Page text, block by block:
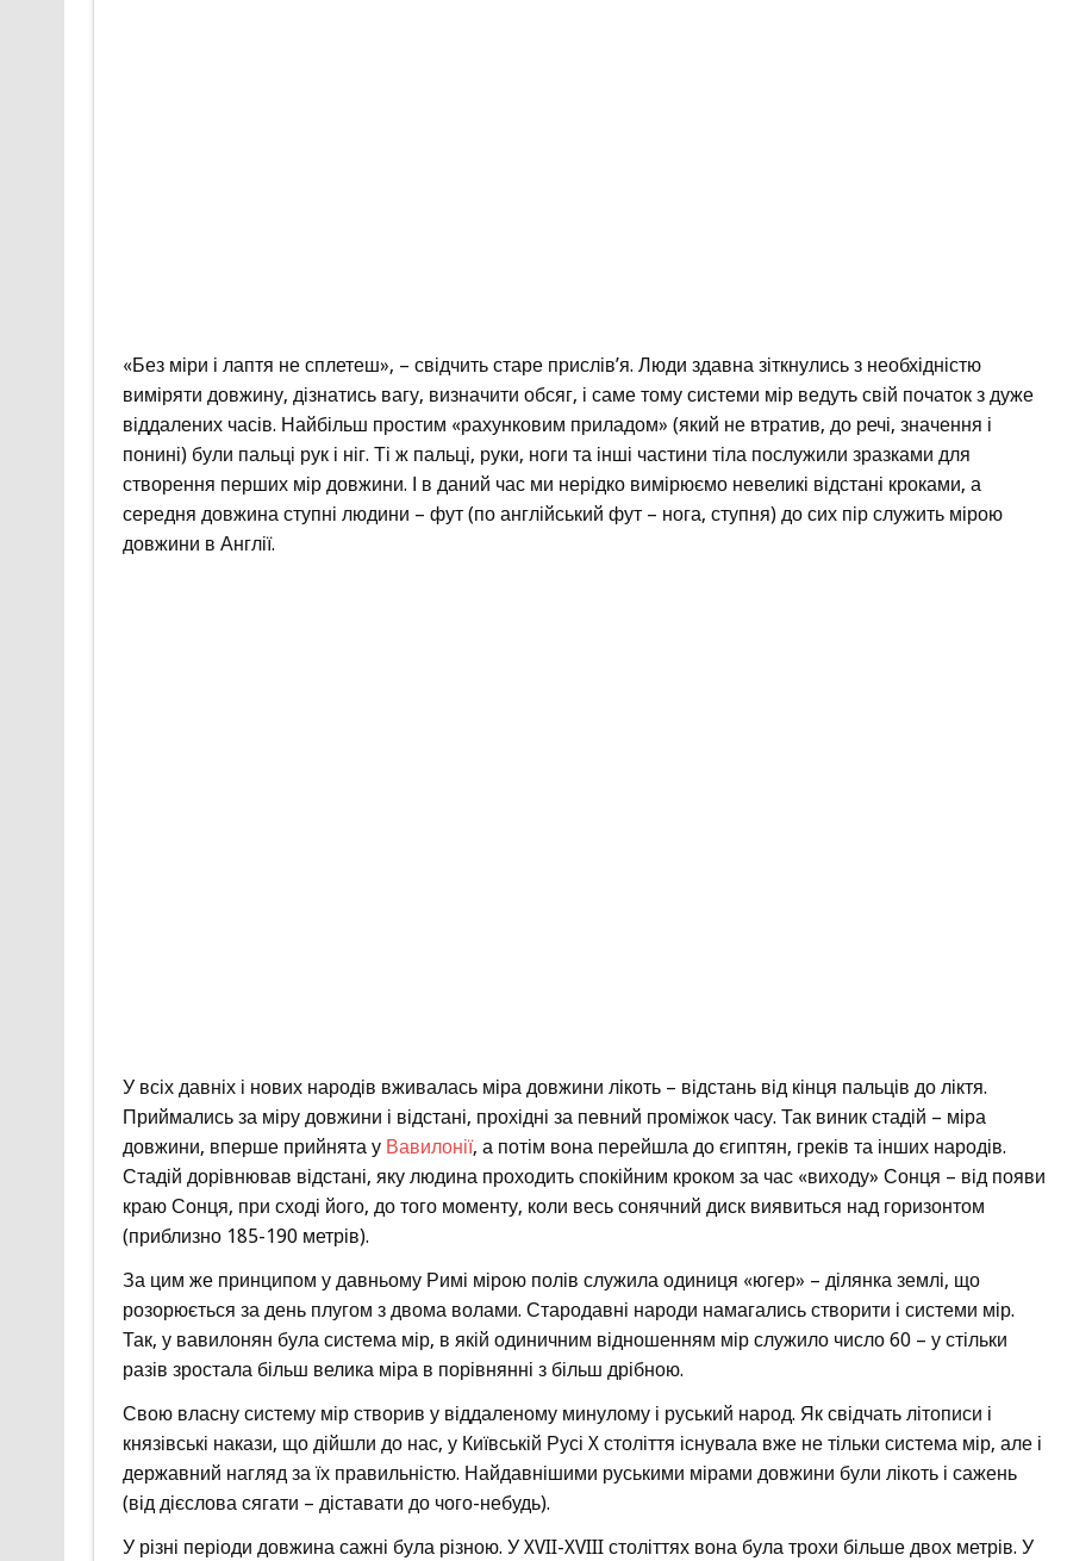
«Без міри і лаптя не сплетеш», – свідчить старе прислів’я. Люди здавна зіткнулись з необхідністю
виміряти довжину, дізнатись вагу, визначити обсяг, і саме тому системи мір ведуть свій початок з дуже
віддалених часів. Найбільш простим «рахунковим приладом» (який не втратив, до речі, значення і
понині) були пальці рук і ніг. Ті ж пальці, руки, ноги та інші частини тіла послужили зразками для
створення перших мір довжини. І в даний час ми нерідко вимірюємо невеликі відстані кроками, а
середня довжина ступні людини – фут (по англійський фут – нога, ступня) до сих пір служить мірою
довжини в Англії.
У всіх давніх і нових народів вживалась міра довжини лікоть – відстань від кінця пальців до ліктя.
Приймались за міру довжини і відстані, прохідні за певний проміжок часу. Так виник стадій – міра
довжини, вперше прийнята у Вавилонії, а потім вона перейшла до єгиптян, греків та інших народів.
Стадій дорівнював відстані, яку людина проходить спокійним кроком за час «виходу» Сонця – від появи
краю Сонця, при сході його, до того моменту, коли весь сонячний диск виявиться над горизонтом
(приблизно 185-190 метрів).
За цим же принципом у давньому Римі мірою полів служила одиниця «югер» – ділянка землі, що
розорюється за день плугом з двома волами. Стародавні народи намагались створити і системи мір.
Так, у вавилонян була система мір, в якій одиничним відношенням мір служило число 60 – у стільки
разів зростала більш велика міра в порівнянні з більш дрібною.
Свою власну систему мір створив у віддаленому минулому і руський народ. Як свідчать літописи і
князівські накази, що дійшли до нас, у Київській Русі X століття існувала вже не тільки система мір, але і
державний нагляд за їх правильністю. Найдавнішими руськими мірами довжини були лікоть і сажень
(від дієслова сягати – діставати до чого-небудь).
У різні періоди довжина сажні була різною. У XVII-XVIII століттях вона була трохи більше двох метрів. У